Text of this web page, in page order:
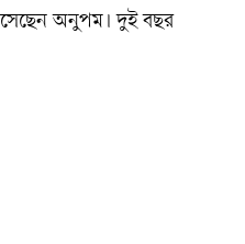
অনুপম। দুই বছর